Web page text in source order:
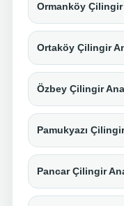
Ormanköy Çilingir
Ortaköy Çilingir
Özbey Çilingir
Pamukyazı
Pancar Çilingir